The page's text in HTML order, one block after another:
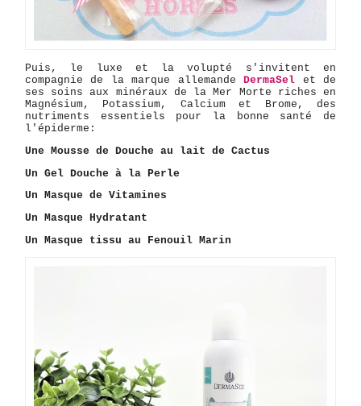
Puis, le luxe et la volupté s'invitent en
compagnie de la marque allemandeDermaSel et de
ses soins aux minéraux de la Mer Morte riches en
Magnésium, Potassium, Calcium et Brome, des
nutriments essentiels pour la bonne santé de
l'épiderme:
Une Mousse de Douche au lait de Cactus
Un Gel Douche à la Perle
Un Masque de Vitamines
Un Masque Hydratant
Un Masque tissu au Fenouil Marin